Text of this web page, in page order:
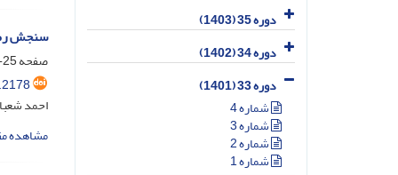
سنجش
صفحه25-36
احمد
مشاهده
دوره 35 (1403)
دوره 34 (1402)
دوره 33 (1401)
شماره 4
شماره 3
شماره 2
شماره 1